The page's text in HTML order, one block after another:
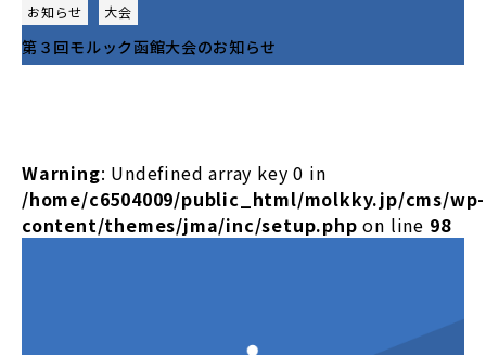
お知らせ
大会
第３回モルック函館大会のお知らせ
Warning: Undefined array key 0 in
/home/c6504009/public_html/molkky.jp/cms/wp-
content/themes/jma/inc/setup.php on line 98